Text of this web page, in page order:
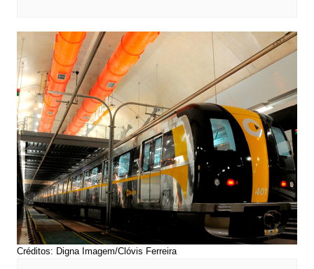
Créditos: Digna Imagem/Clóvis Ferreira